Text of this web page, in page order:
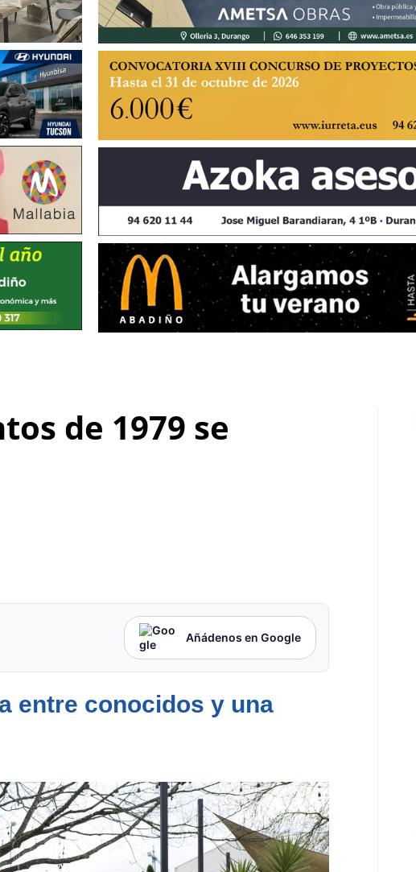
de 1979 se
Añádenos en Google
entre conocidos y una